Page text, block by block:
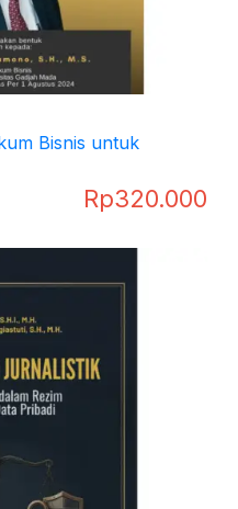
Bisnis untuk
Rp320.000